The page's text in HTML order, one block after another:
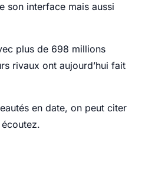
son interface mais aussi
plus de 698 millions
rivaux ont aujourd’hui fait
en date, on peut citer